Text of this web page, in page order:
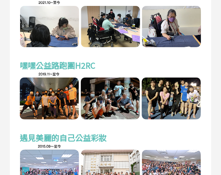
嘿嘿公益路跑團H2RC
遇見美麗的自己公益彩妝